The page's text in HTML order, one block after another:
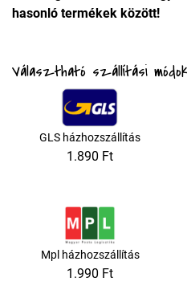
hasonló termékek között!
Választható szállítási módok
GLS házhozszállítás
1.890 Ft
Mpl házhozszállítás
1.990 Ft